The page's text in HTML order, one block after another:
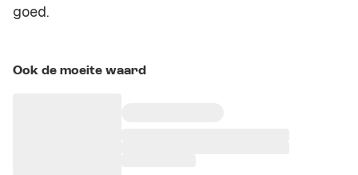
goed.
Ook de moeite waard